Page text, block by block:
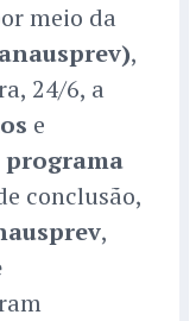
meio da
,
24/6, a
e
programa
conclusão,
,